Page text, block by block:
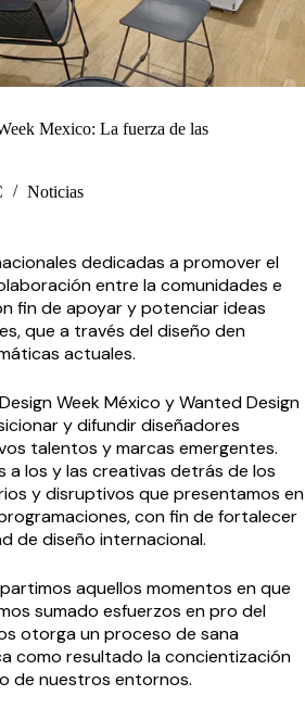
Mexico: La fuerza de las
Noticias
dedicadas a promover el
entre la comunidades e
fin de apoyar y potenciar ideas
que a través del diseño den
actuales.
Week México y Wanted Design
y difundir diseñadores
talentos y marcas emergentes.
a los y las creativas detrás de los
y disruptivos que presentamos en
con fin de fortalecer
de diseño internacional.
aquellos momentos en que
sumado esfuerzos en pro del
otorga un proceso de sana
como resultado la concientización
de nuestros entornos.